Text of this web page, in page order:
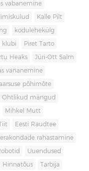
vabanemine
Kalle Pilt
kodulehekülg
klubi Piret Tarto
Heaks Jüri-Ott Salm
vananemine
põhimõte
Ohtlikud mängud
Mihkel Mutt
Eesti Raudtee
erakondade rahastamine
Uuendused
Hinnatõus Tarbija